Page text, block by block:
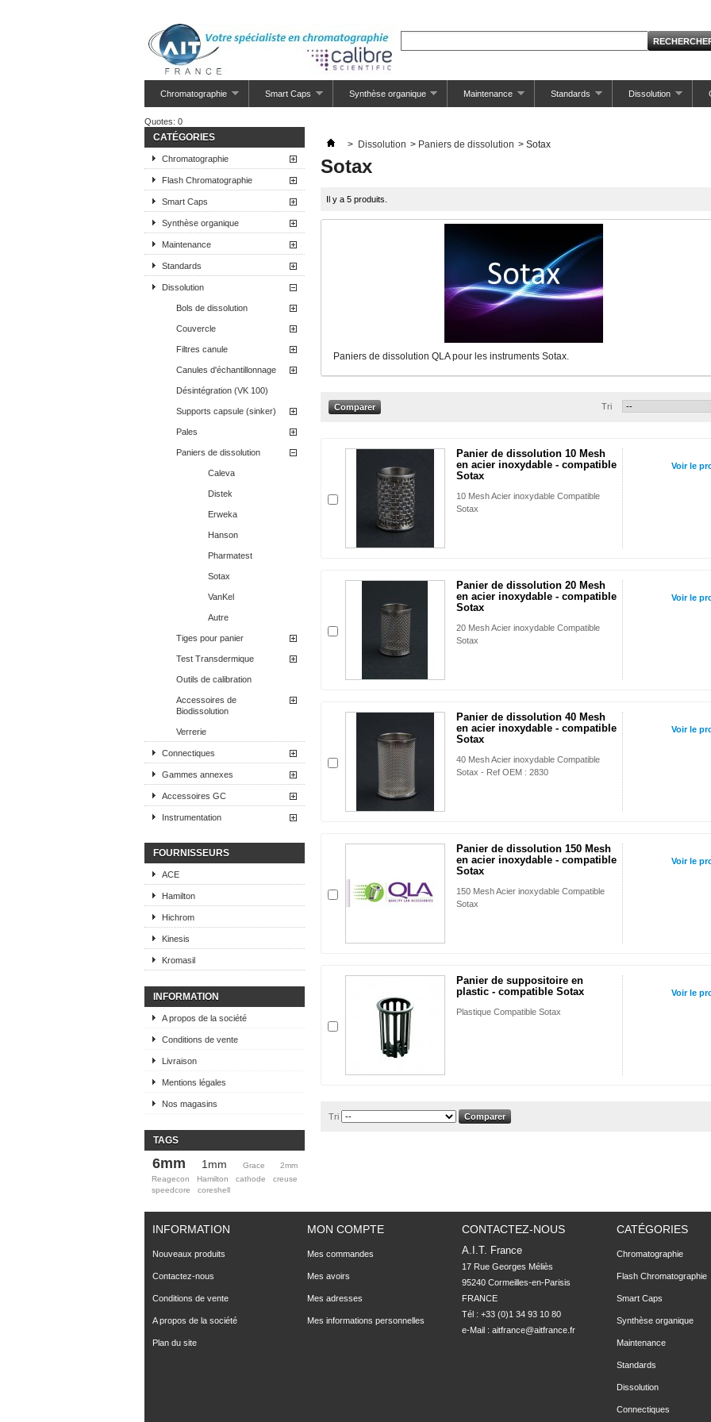
Chromatographie Smart Caps Synthèse organique Maintenance Standards Dissolution
Quotes: 0
CATÉGORIES
Chromatographie
Flash Chromatographie
Smart Caps
Synthèse organique
Maintenance
Standards
Dissolution
Bols de dissolution
Couvercle
Filtres canule
Canules d'échantillonnage
Désintégration (VK 100)
Supports capsule (sinker)
Pales
Paniers de dissolution
Caleva
Distek
Erweka
Hanson
Pharmatest
Sotax
VanKel
Autre
Tiges pour panier
Test Transdermique
Outils de calibration
Accessoires de
Biodissolution
Verrerie
Connectiques
Gammes annexes
Accessoires GC
Instrumentation
FOURNISSEURS
ACE
Hamilton
Hichrom
Kinesis
Kromasil
INFORMATION
A propos de la société
Conditions de vente
Livraison
Mentions légales
Nos magasins
TAGS
6mm 1mm Grace
2mm
Reagecon
Hamilton cathode
creuse
speedcore
coreshell
> Dissolution > Paniers de dissolution > Sotax
Sotax
Il y a 5 produits.
Paniers de dissolution QLA pour les instruments Sotax.
Tri
Panier de dissolution 10 Mesh
en acier inoxydable - compatible
Sotax
10 Mesh Acier inoxydable Compatible
Sotax
Voir le
Panier de dissolution 20 Mesh
en acier inoxydable - compatible
Sotax
20 Mesh Acier inoxydable Compatible
Sotax
Voir le
Panier de dissolution 40 Mesh
en acier inoxydable - compatible
Sotax
40 Mesh Acier inoxydable Compatible
Sotax - Ref OEM : 2830
Voir le
Panier de dissolution 150 Mesh
en acier inoxydable - compatible
Sotax
150 Mesh Acier inoxydable Compatible
Sotax
Voir le
Panier de suppositoire en
plastic - compatible Sotax
Plastique Compatible Sotax
Voir le
Tri
INFORMATION
Nouveaux produits
Contactez-nous
Conditions de vente
A propos de la société
Plan du site
MON COMPTE
Mes commandes
Mes avoirs
Mes adresses
Mes informations personnelles
CONTACTEZ-NOUS
A.I.T. France
17 Rue Georges Méliès
95240 Cormeilles-en-Parisis
FRANCE
Tél : +33 (0)1 34 93 10 80
e-Mail : aitfrance@aitfrance.fr
CATÉGORIES
Chromatographie
Flash Chromatographie
Smart Caps
Synthèse organique
Maintenance
Standards
Dissolution
Connectiques